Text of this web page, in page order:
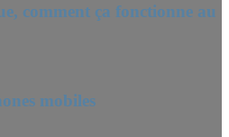
comment ça fonctionne au
mobiles